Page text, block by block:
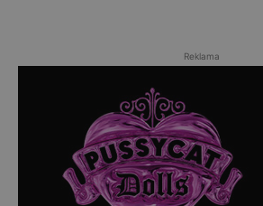
Reklama